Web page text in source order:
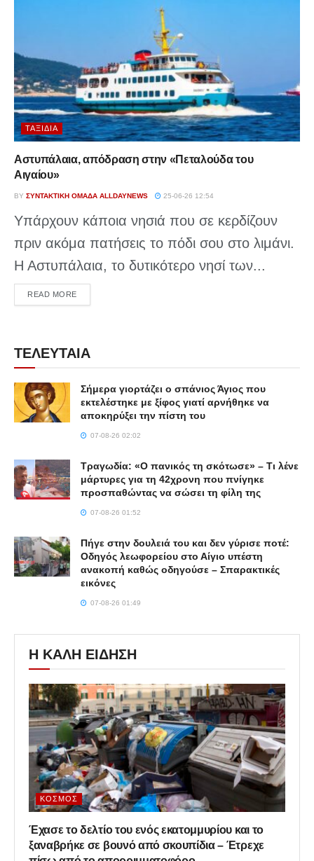
ΤΑΞΊΔΙΑ
Αστυπάλαια, απόδραση στην «Πεταλούδα του
Αιγαίου»
BY ΣΥΝΤΑΚΤΙΚΉ ΟΜΆΔΑ ALLDAYNEWS 25-06-26 12:54
Υπάρχουν κάποια νησιά που σε κερδίζουν
πριν ακόμα πατήσεις το πόδι σου στο λιμάνι.
Η Αστυπάλαια, το δυτικότερο νησί των...
READ MOREDETAILS
ΤΕΛΕΥΤΑΙΑ
Σήμερα γιορτάζει ο σπάνιος Άγιος που
εκτελέστηκε με ξίφος γιατί αρνήθηκε να
αποκηρύξει την πίστη του
07-08-26 02:02
Τραγωδία: «Ο πανικός τη σκότωσε» – Τι λένε
μάρτυρες για τη 42χρονη που πνίγηκε
προσπαθώντας να σώσει τη φίλη της
07-08-26 01:52
Πήγε στην δουλειά του και δεν γύρισε ποτέ:
Οδηγός λεωφορείου στο Αίγιο υπέστη
ανακοπή καθώς οδηγούσε – Σπαρακτικές
εικόνες
07-08-26 01:49
Η ΚΑΛΗ ΕΙΔΗΣΗ
ΚΌΣΜΟΣ
Έχασε το δελτίο του ενός εκατομμυρίου και το
ξαναβρήκε σε βουνό από σκουπίδια – Έτρεχε